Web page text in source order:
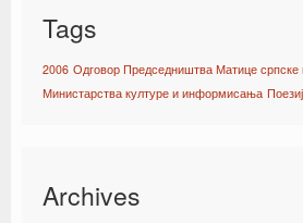
Tags
2006 Одговор Председништва Матице
Министарства културе и информисања
Archives